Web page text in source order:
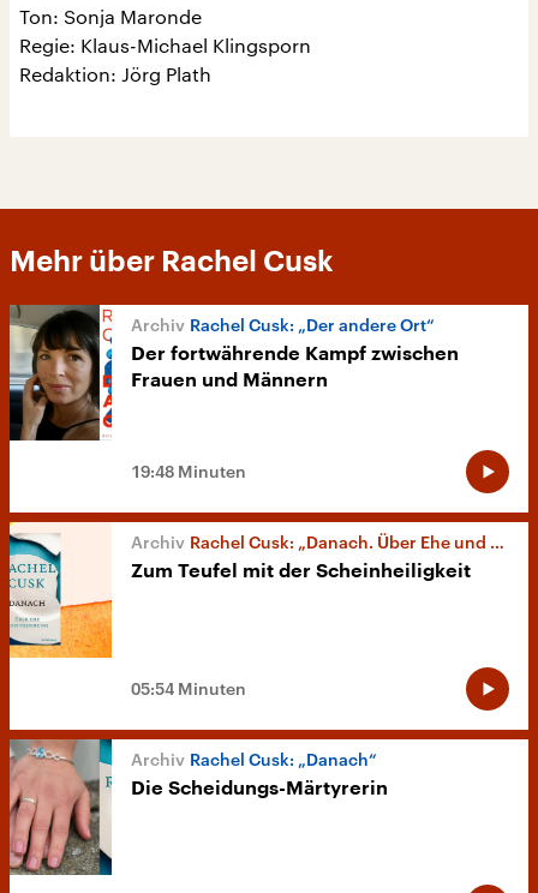
Ton: Sonja Maronde
Regie: Klaus-Michael Klingsporn
Redaktion: Jörg Plath
Mehr über Rachel Cusk
Rachel Cusk: „Der andere Ort“
Der fortwährende Kampf zwischen
Frauen und Männern
19:48 Minuten
Rachel Cusk: „Danach. Über Ehe und Trennung“
Zum Teufel mit der Scheinheiligkeit
05:54 Minuten
Rachel Cusk: „Danach“
Die Scheidungs-Märtyrerin